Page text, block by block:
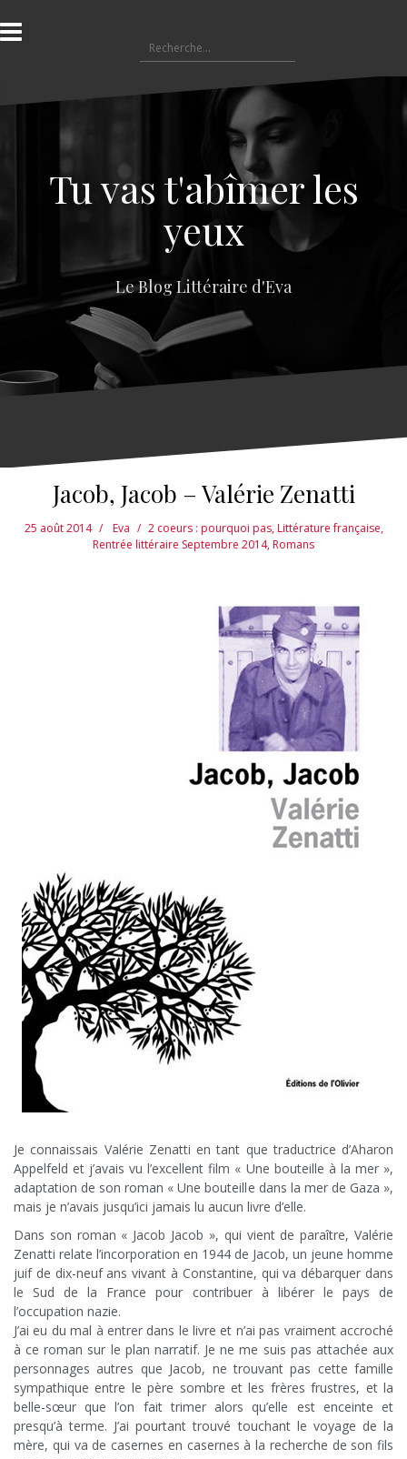
l
a
e
e
Tu vas t'abîmer les
yeux
Le Blog Littéraire d'Eva
Jacob, Jacob – Valérie Zenatti
25 août 2014 Eva 2 coeurs : pourquoi pas,Littérature française,
Rentrée littéraire Septembre 2014,Romans
Je connaissais Valérie Zenatti en tant que traductrice d’Aharon
Appelfeld et j’avais vu l’excellent film « Une bouteille à la mer »,
adaptation de son roman « Une bouteille dans la mer de Gaza »,
mais je n’avais jusqu’ici jamais lu aucun livre d’elle.
Dans son roman « Jacob Jacob », qui vient de paraître, Valérie
Zenatti relate l’incorporation en 1944 de Jacob, un jeune homme
juif de dix-neuf ans vivant à Constantine, qui va débarquer dans
le Sud de la France pour contribuer à libérer le pays de
l’occupation nazie.
J’ai eu du mal à entrer dans le livre et n’ai pas vraiment accroché
à ce roman sur le plan narratif. Je ne me suis pas attachée aux
personnages autres que Jacob, ne trouvant pas cette famille
sympathique entre le père sombre et les frères frustres, et la
belle-sœur que l’on fait trimer alors qu’elle est enceinte et
presqu’à terme. J’ai pourtant trouvé touchant le voyage de la
mère, qui va de casernes en casernes à la recherche de son fils